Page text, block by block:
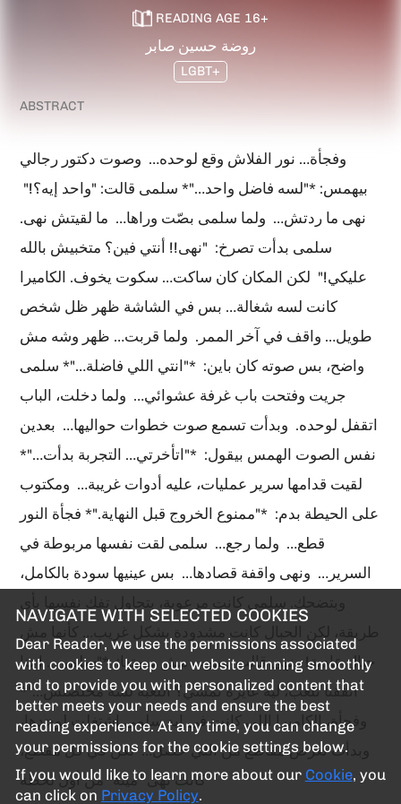
NAVIGATE WITH SELECTED COOKIES
Dear Reader, we use the permissions associated
with cookies to keep our website running smoothly
and to provide you with personalized content that
better meets your needs and ensure the best
reading experience. At any time, you can change
your permissions for the cookie settings below.
If you would like to learn more about our Cookie, you
can click on Privacy Policy.
READING AGE 16+
روضة حسين صابر
LGBT+
ABSTRACT
وفجأة… نور الفلاش وقع لوحده… وصوت دكتور رجالي
بيهمس: *"لسه فاضل واحد…"* سلمى قالت: "واحد إيه؟!"
نهى ما ردتش… ولما سلمى بصّت وراها… ما لقيتش نهى.
سلمى بدأت تصرخ: "نهى!! أنتي فين؟ متخبيش بالله
عليكي!" لكن المكان كان ساكت… سكوت يخوف. الكاميرا
كانت لسه شغالة… بس في الشاشة ظهر ظل شخص
طويل… واقف في آخر الممر. ولما قربت… ظهر وشه مش
واضح، بس صوته كان باين: *"انتي اللي فاضلة…"* سلمى
جريت وفتحت باب غرفة عشوائي… ولما دخلت، الباب
اتقفل لوحده. وبدأت تسمع صوت خطوات حواليها… بعدين
نفس الصوت الهمس بيقول: *"اتأخرتي… التجربة بدأت…"*
لقيت قدامها سرير عمليات، عليه أدوات غريبة… ومكتوب
على الحيطة بدم: *"ممنوع الخروج قبل النهاية."* فجأة النور
قطع… ولما رجع… سلمى لقت نفسها مربوطة في
السرير… ونهى واقفة قصادها… بس عينيها سودة بالكامل،
حبال عادية! ونهى قالت بصوت مش صوتها: *"سلمى… احنا
اتفقنا نلعب، ليه عايزة تمشي؟ اللعبة لسه مخلصتش…"*
وفجأة، الكاميرا اللي كانت في إيد سلمى اشتغلت لوحدها،
وبدأت تعرض مقاطع من اللي حصل… لكن في كل مقطع،
كانت نهى "ميتة" من أول لحظة